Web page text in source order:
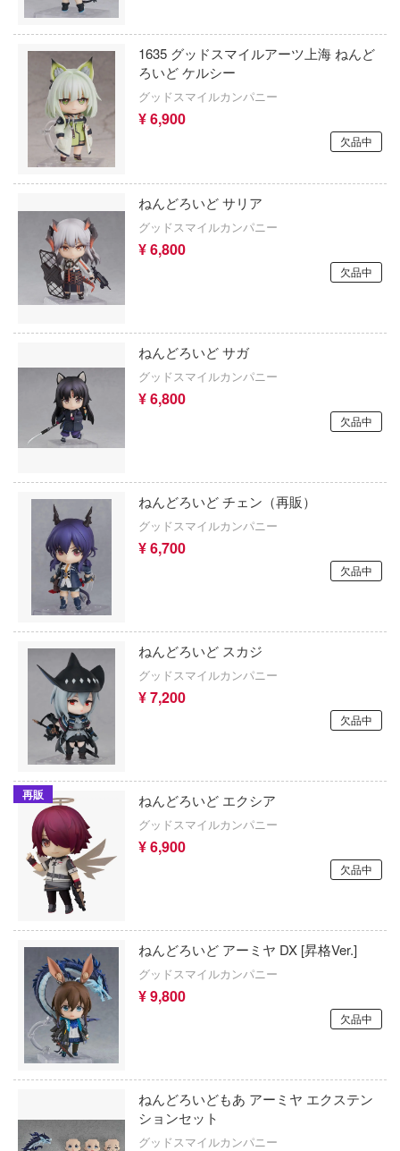
1635 グッドスマイルアーツ上海 ねんど
ろいど ケルシー
グッドスマイルカンパニー
¥ 6,900
欠品中
ねんどろいど サリア
グッドスマイルカンパニー
¥ 6,800
欠品中
ねんどろいど サガ
グッドスマイルカンパニー
¥ 6,800
欠品中
ねんどろいど チェン（再販）
グッドスマイルカンパニー
¥ 6,700
欠品中
ねんどろいど スカジ
グッドスマイルカンパニー
¥ 7,200
欠品中
再販 ねんどろいど エクシア
グッドスマイルカンパニー
¥ 6,900
欠品中
ねんどろいど アーミヤ DX [昇格Ver.]
グッドスマイルカンパニー
¥ 9,800
欠品中
ねんどろいどもあ アーミヤ エクステン
ションセット
グッドスマイルカンパニー
プリキュア
プリンセスコネクト！Re:Dive
ペルソナシリーズ
ヘタリア
ベルセルク
星空鉄道とシロの旅
星のカービィ
ぼっち・ざ・ろっく!
ポケモン
ポチっと発明 ピカちんキット
僕のヒーローアカデミア
ボーカロイド
魔法少女まどかマギカ
魔法少女にあこがれて
負けヒロインが多すぎる！
魔法少女ノ魔女裁判
魔弾戦記リュウケンドー
Machinen Krieger(マシーネンクリーガー)
士レイアース
ガーシリーズ
逅メガロマリア
コナン
インアビス
ギアシリーズ
デバイス
ターハンター
俺の青春ラブコメはまちがっている
王デュエルモンスターズ
ャン△
ンオーバーロード
発バーンブレイバーン
イディーン
☆白書
に処す 懲罰勇者9004隊刑務記録
リーズ
ライトルーパー
WARS
ノソラ
イブ！
1/2